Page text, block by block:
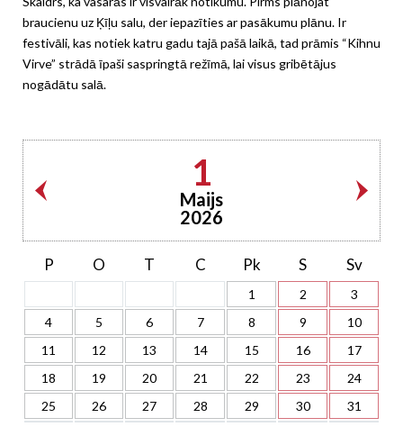
braucienu uz Ķīļu salu, der iepazīties ar pasākumu plānu. Ir
festivāli, kas notiek katru gadu tajā pašā laikā, tad prāmis “Kihnu
Virve” strādā īpaši saspringtā režīmā, lai visus gribētājus
nogādātu salā.
1
Maijs
2026
P O T C Pk S Sv
1 2
3
4
5 6 7 8 9
10
11
12 13 14 15 16
17
18
19 20 21 22 23
24
25
26 27 28 29 30 31